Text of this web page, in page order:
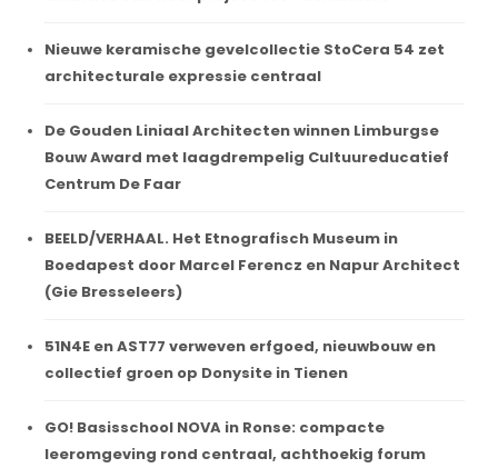
Nieuwe keramische gevelcollectie StoCera 54 zet
architecturale expressie centraal
De Gouden Liniaal Architecten winnen Limburgse
Bouw Award met laagdrempelig Cultuureducatief
Centrum De Faar
BEELD/VERHAAL. Het Etnografisch Museum in
Boedapest door Marcel Ferencz en Napur Architect
(Gie Bresseleers)
51N4E en AST77 verweven erfgoed, nieuwbouw en
collectief groen op Donysite in Tienen
GO! Basisschool NOVA in Ronse: compacte
leeromgeving rond centraal, achthoekig forum